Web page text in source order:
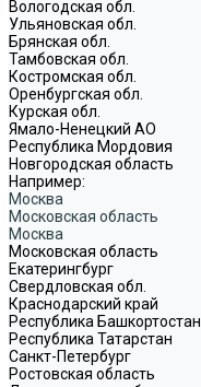
Вологодская обл.
Ульяновская обл.
Брянская обл.
Тамбовская обл.
Костромская обл.
Оренбургская обл.
Курская обл.
Ямало-Ненецкий АО
Республика Мордовия
Новгородская область
Например:
Москва
Московская область
Москва
Московская область
Екатерингбург
Свердловская обл.
Краснодарский край
Республика Башкортостан
Республика Татарстан
Санкт-Петербург
Ростовская область